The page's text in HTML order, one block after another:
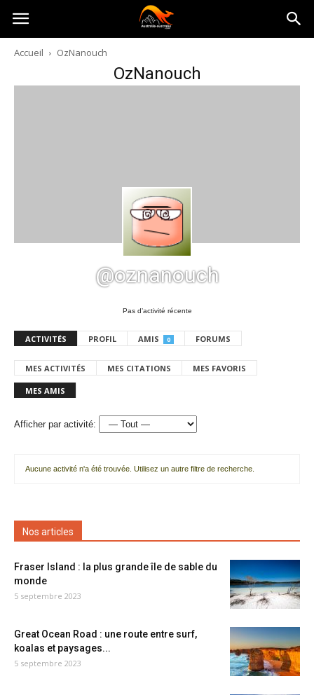
Australia-
australie.com
Accueil OzNanouch
OzNanouch
@oznanouch
Pas d’activité récente
ACTIVITÉS PROFIL AMIS 0 FORUMS
MES ACTIVITÉS MES CITATIONS MES FAVORIS
MES AMIS
Afficher par activité:
Aucune activité n'a été trouvée. Utilisez un autre filtre de recherche.
Nos articles
Fraser Island : la plus grande île de sable du
monde
5 septembre 2023
Great Ocean Road : une route entre surf,
koalas et paysages...
5 septembre 2023